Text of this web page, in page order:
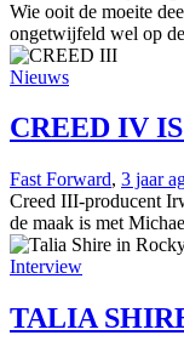
Wie ooit de moeite
ongetwijfeld wel op
Nieuws
CREED IV
Fast Forward, 3 jaar
Creed III-producent
de maak is met
Interview
TALIA